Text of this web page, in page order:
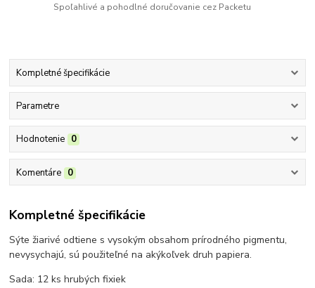
Spoľahlivé a pohodlné doručovanie cez Packetu
Kompletné špecifikácie
Parametre
Hodnotenie 0
Komentáre 0
Kompletné špecifikácie
Sýte žiarivé odtiene s vysokým obsahom prírodného pigmentu,
nevysychajú, sú použiteľné na akýkoľvek druh papiera.
Sada: 12 ks hrubých fixiek